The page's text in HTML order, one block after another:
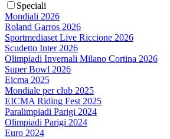
Speciali
Mondiali 2026
Roland Garros 2026
Sportmediaset Live Riccione 2026
Scudetto Inter 2026
Olimpiadi Invernali Milano Cortina 2026
Super Bowl 2026
Eicma 2025
Mondiale per club 2025
EICMA Riding Fest 2025
Paralimpiadi Parigi 2024
Olimpiadi Parigi 2024
Euro 2024